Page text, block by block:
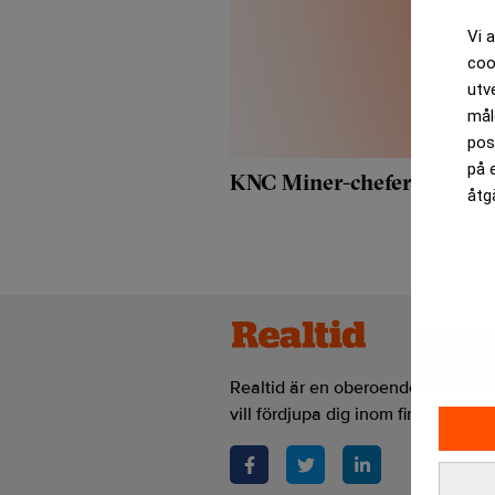
Vi
på
KNC Miner-chefer startar
Realtid är en oberoende och
vill fördjupa dig inom finans- och